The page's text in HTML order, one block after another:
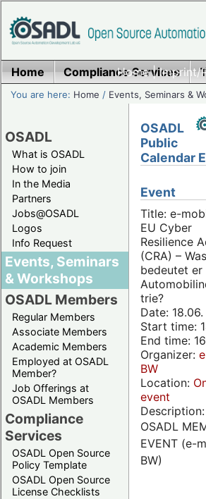
Home|Imprint/
Home Compliance Services
You are here: Home / Events, Seminars &
OSADL
What is OSADL
How to join
In the Media
Partners
Jobs@OSADL
Logos
Info Request
Events, Seminars
& Workshops
OSADL Members
Regular Members
Associate Members
Academic Members
Employed at OSADL
Member?
Job Offerings at
OSADL Members
Compliance
Services
OSADL Open Source
Policy Template
OSADL Open Source
License Checklists
OSADL
Public
Calendar
Event
Title: e-
EU Cyber
Resilience
(CRA) – Was
bedeutet
trie?
Date: 18.06.
Start time:
End time:
Organizer:
BW
Location:
event
Description:
OSADL
EVENT (e-
BW)